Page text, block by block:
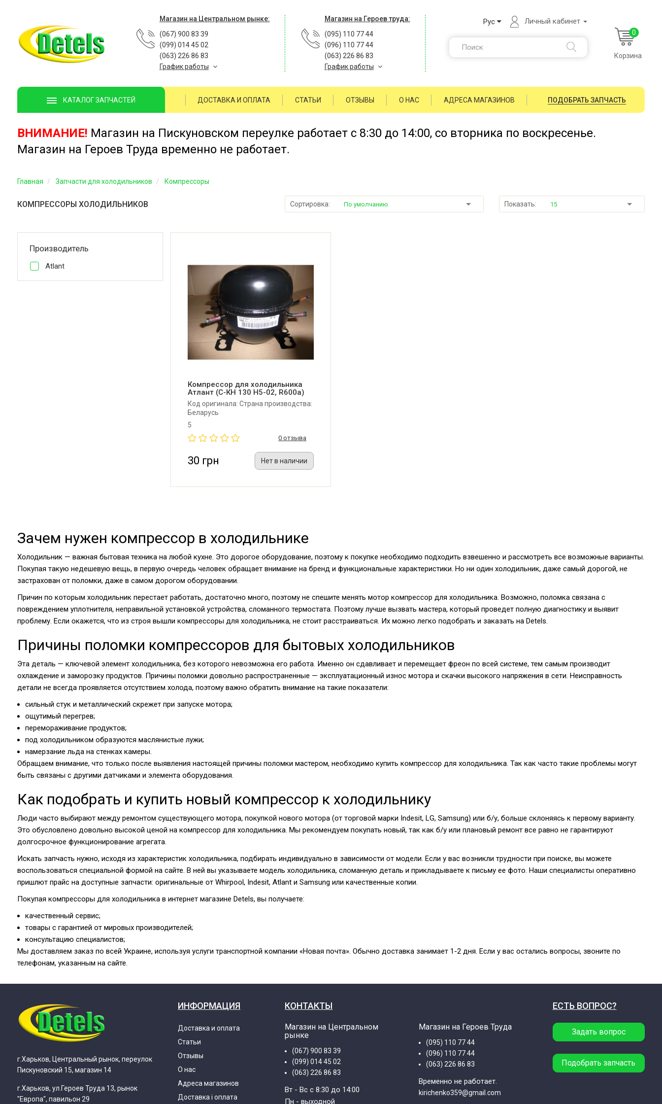
Магазин на Центральном рынке:
(067) 900 83 39
(099) 014 45 02
(063) 226 86 83
График работы
Магазин на Героев труда:
(095) 110 77 44
(096) 110 77 44
(063) 226 86 83
График работы
Рус Личный кабинет
0
Корзина
КАТАЛОГ ЗАПЧАСТЕЙ ДОСТАВКА И ОПЛАТА СТАТЬИ ОТЗЫВЫ О НАС АДРЕСА МАГАЗИНОВ ПОДОБРАТЬ ЗАПЧАСТЬ
ВНИМАНИЕ! Магазин на Пискуновском переулке работает с 8:30 до 14:00, со вторника по воскресенье.
Магазин на Героев Труда временно не работает.
Главная Запчасти для холодильников Компрессоры
КОМПРЕССОРЫ ХОЛОДИЛЬНИКОВ Сортировка: По умолчанию Показать: 15
Производитель
Atlant
Компрессор для холодильника
Атлант (С-КН 130 H5-02, R600a)
Код оригинала: Страна производства:
Беларусь
5
0 отзыва
30 грн Нет в наличии
Зачем нужен компрессор в холодильнике
Холодильник — важная бытовая техника на любой кухне. Это дорогое оборудование, поэтому к покупке необходимо подходить взвешенно и рассмотреть все возможные варианты.
Покупая такую недешевую вещь, в первую очередь человек обращает внимание на бренд и функциональные характеристики. Но ни один холодильник, даже самый дорогой, не
застрахован от поломки, даже в самом дорогом оборудовании.
Причин по которым холодильник перестает работать, достаточно много, поэтому не спешите менять мотор компрессор для холодильника. Возможно, поломка связана с
повреждением уплотнителя, неправильной установкой устройства, сломанного термостата. Поэтому лучше вызвать мастера, который проведет полную диагностику и выявит
проблему. Если окажется, что из строя вышли компрессоры для холодильника, не стоит расстраиваться. Их можно легко подобрать и заказать на Detels.
Причины поломки компрессоров для бытовых холодильников
Эта деталь — ключевой элемент холодильника, без которого невозможна его работа. Именно он сдавливает и перемещает фреон по всей системе, тем самым производит
охлаждение и заморозку продуктов. Причины поломки довольно распространенные — эксплуатационный износ мотора и скачки высокого напряжения в сети. Неисправность
детали не всегда проявляется отсутствием холода, поэтому важно обратить внимание на такие показатели:
сильный стук и металлический скрежет при запуске мотора;
ощутимый перегрев;
перемораживание продуктов;
под холодильником образуются маслянистые лужи;
намерзание льда на стенках камеры.
Обращаем внимание, что только после выявления настоящей причины поломки мастером, необходимо купить компрессор для холодильника. Так как часто такие проблемы могут
быть связаны с другими датчиками и элемента оборудования.
Как подобрать и купить новый компрессор к холодильнику
Люди часто выбирают между ремонтом существующего мотора, покупкой нового мотора (от торговой марки Indesit, LG, Samsung) или б/у, больше склоняясь к первому варианту.
Это обусловлено довольно высокой ценой на компрессор для холодильника. Мы рекомендуем покупать новый, так как б/у или плановый ремонт все равно не гарантируют
долгосрочное функционирование агрегата.
Искать запчасть нужно, исходя из характеристик холодильника, подбирать индивидуально в зависимости от модели. Если у вас возникли трудности при поиске, вы можете
воспользоваться специальной формой на сайте. В ней вы указываете модель холодильника, сломанную деталь и прикладываете к письму ее фото. Наши специалисты оперативно
пришлют прайс на доступные запчасти: оригинальные от Whirpool, Indesit, Atlant и Samsung или качественные копии.
Покупая компрессоры для холодильника в интернет магазине Detels, вы получаете:
качественный сервис;
товары с гарантией от мировых производителей;
консультацию специалистов;
Мы доставляем заказ по всей Украине, используя услуги транспортной компании «Новая почта». Обычно доставка занимает 1-2 дня. Если у вас остались вопросы, звоните по
телефонам, указанным на сайте.
г.Харьков, Центральный рынок, переулок
Пискуновский 15, магазин 14
г.Харьков, ул.Героев Труда 13, рынок
"Европа", павильон 29
ИНФОРМАЦИЯ
Доставка и оплата
Статьи
Отзывы
О нас
Адреса магазинов
Доставка і оплата
КОНТАКТЫ
Магазин на Центральном
рынке
(067) 900 83 39
(099) 014 45 02
(063) 226 86 83
Вт - Вс с 8:30 до 14:00
Пн - выходной
Магазин на Героев Труда
(095) 110 77 44
(096) 110 77 44
(063) 226 86 83
Временно не работает.
kirichenko359@gmail.com
ЕСТЬ ВОПРОС?
Задать вопрос
Подобрать запчасть